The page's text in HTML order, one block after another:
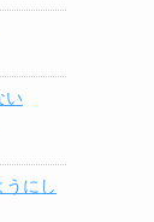
い
うにし